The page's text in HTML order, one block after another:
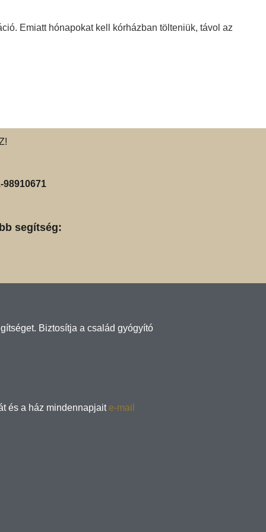
Emiatt hónapokat kell kórházban tölteniük, távol az
98910671
segítség:
Biztosítja a család gyógyító
és a ház mindennapjait e-mail